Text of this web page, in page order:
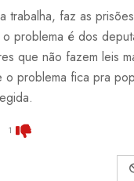
trabalha, faz as
o problema é dos
que não fazem leis
o problema fica pra
1